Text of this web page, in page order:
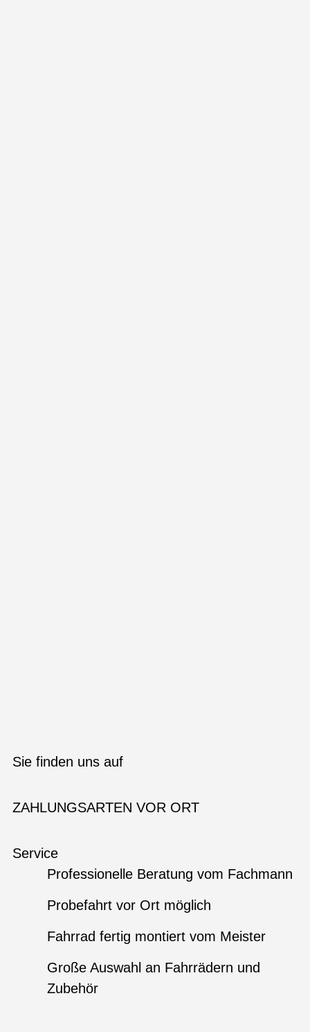
Sie finden uns auf
ZAHLUNGSARTEN VOR ORT
Service
Professionelle Beratung vom Fachmann
Probefahrt vor Ort möglich
Fahrrad fertig montiert vom Meister
Große Auswahl an Fahrrädern und
Zubehör